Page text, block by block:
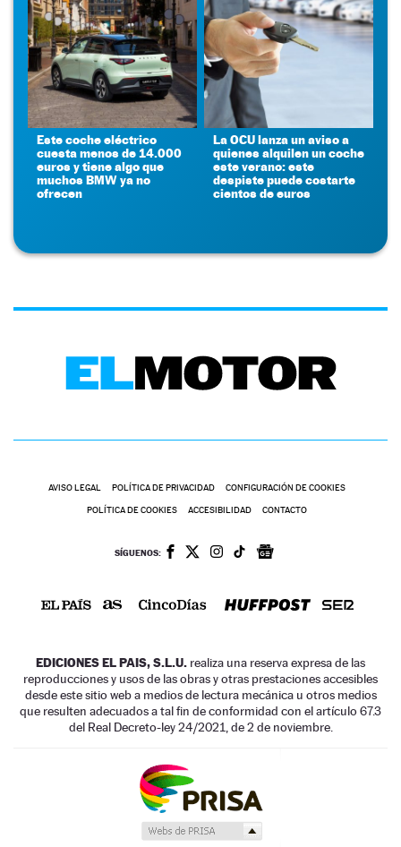
Este coche eléctrico
cuesta menos de 14.000
euros y tiene algo que
muchos BMW ya no
ofrecen
La OCU lanza un aviso a
quienes alquilen un coche
este verano: este
despiste puede costarte
cientos de euros
AVISO LEGAL POLÍTICA DE PRIVACIDAD CONFIGURACIÓN DE COOKIES
POLÍTICA DE COOKIES ACCESIBILIDAD CONTACTO
SÍGUENOS:
EDICIONES EL PAIS, S.L.U. realiza una reserva expresa de las
reproducciones y usos de las obras y otras prestaciones accesibles
desde este sitio web a medios de lectura mecánica u otros medios
que resulten adecuados a tal fin de conformidad con el artículo 67.3
del Real Decreto-ley 24/2021, de 2 de noviembre.